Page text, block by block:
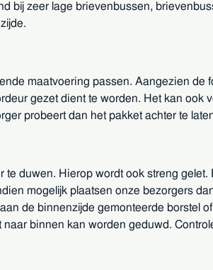
bij zeer lage brievenbussen,
maatvoering passen. Aangezien de
gezet dient te worden. Het kan ook
probeert dan het pakket achter te
duwen. Hierop wordt ook streng gelet.
mogelijk plaatsen onze bezorgers
de binnenzijde gemonteerde borstel
binnen kan worden geduwd.